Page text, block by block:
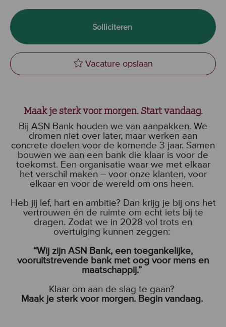
Solliciteren
Vacature opslaanWFM Trafficer to cart
Maak je sterk voor morgen. Start vandaag.
Bij ASN Bank houden we van aanpakken. We
dromen niet over later, maar werken aan
concrete doelen voor de komende 3 jaar. Samen
bouwen we aan een bank die klaar is voor de
toekomst. Een organisatie waar we met elkaar
het verschil maken – voor onze klanten, voor
elkaar en voor de wereld om ons heen.
Heb jij lef, hart en ambitie? Dan krijg je bij ons het
vertrouwen én de ruimte om echt iets bij te
dragen. Zodat we in 2028 vol trots en
overtuiging kunnen zeggen:
“Wij zijn ASN Bank, een toegankelijke,
vooruitstrevende bank met oog voor mens en
maatschappij.”
Klaar om aan de slag te gaan?
Maak je sterk voor morgen. Begin vandaag.